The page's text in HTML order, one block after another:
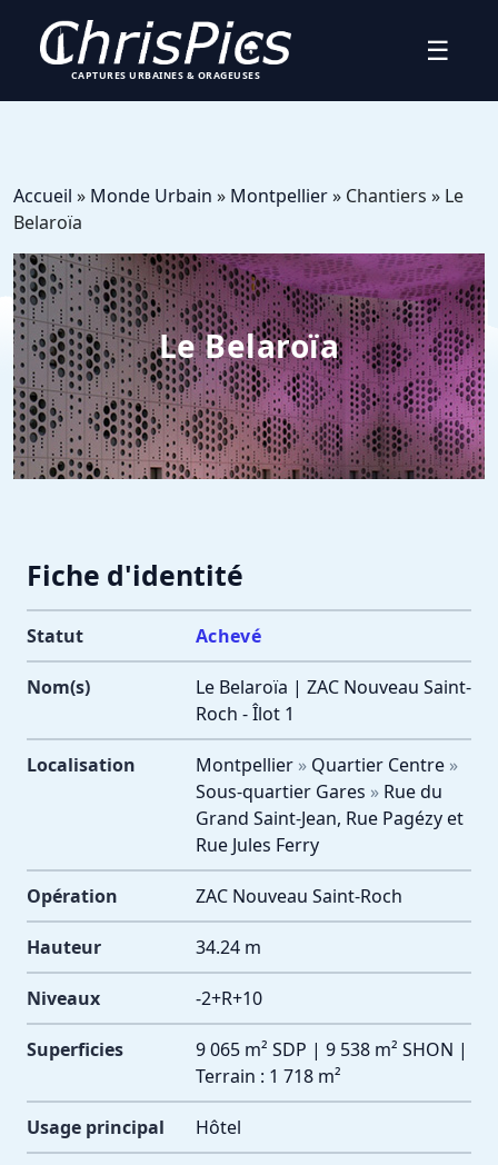
CAPTURES URBAINES & ORAGEUSES
☰
Accueil » Monde Urbain » Montpellier» Chantiers » Le
Belaroïa
Le Belaroïa
Fiche d'identité
Statut Achevé
Nom(s)
Le Belaroïa | ZAC Nouveau Saint-
Roch - Îlot 1
Localisation Montpellier » Quartier Centre »
Sous-quartier Gares » Rue du
Grand Saint-Jean, Rue Pagézy et
Rue Jules Ferry
Opération ZAC Nouveau Saint-Roch
Hauteur 34.24 m
Niveaux -2+R+10
Superficies
9 065 m² SDP | 9 538 m² SHON |
Terrain : 1 718 m²
Usage principal Hôtel